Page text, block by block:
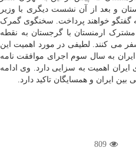
و بعد از آن نشست دیگری با وزیر
گفتگو خواهند پرداخت. سخنگوی گمرک
مشترک ارمنستان با گرجستان به نقطه
می کنند. لطیفی در مورد اهمیت این
ایران به سال سوم اجرای موافقت نامه
اهمیت به سزایی دارد. وی ادامه
ایران و همسایگان تاکید دارد.
809